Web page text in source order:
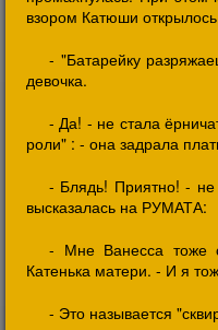
взором Катюши
- "Батарейку
девочка.
- Да! - не стала
роли" : - она задрала
- Блядь! Приятно! -
высказалась на РУМАТА:
- Мне Ванесса тоже
Катенька матери. - И я
- Это называется